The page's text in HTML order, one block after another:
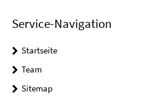
Service-Navigation
Startseite
Team
Sitemap